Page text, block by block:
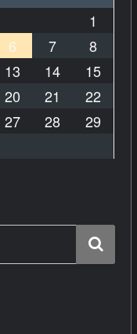
1
6 7
8
13 14
15
20 21
22
27 28
29